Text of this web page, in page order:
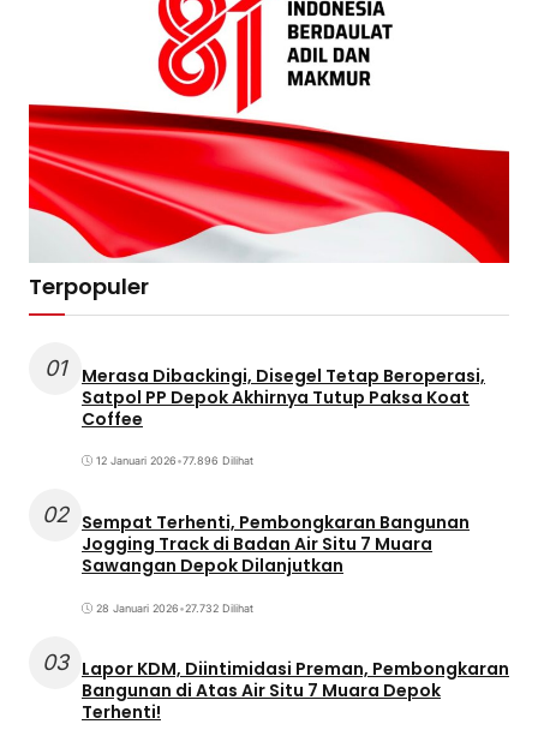
Terpopuler
01
Merasa Dibackingi, Disegel Tetap Beroperasi,
Satpol PP Depok Akhirnya Tutup Paksa Koat
Coffee
12 Januari 2026•77.896 Dilihat
02 Sempat Terhenti, Pembongkaran Bangunan
Jogging Track di Badan Air Situ 7 Muara
Sawangan Depok Dilanjutkan
28 Januari 2026•27.732 Dilihat
03 Lapor KDM, Diintimidasi Preman, Pembongkaran
Bangunan di Atas Air Situ 7 Muara Depok
Terhenti!